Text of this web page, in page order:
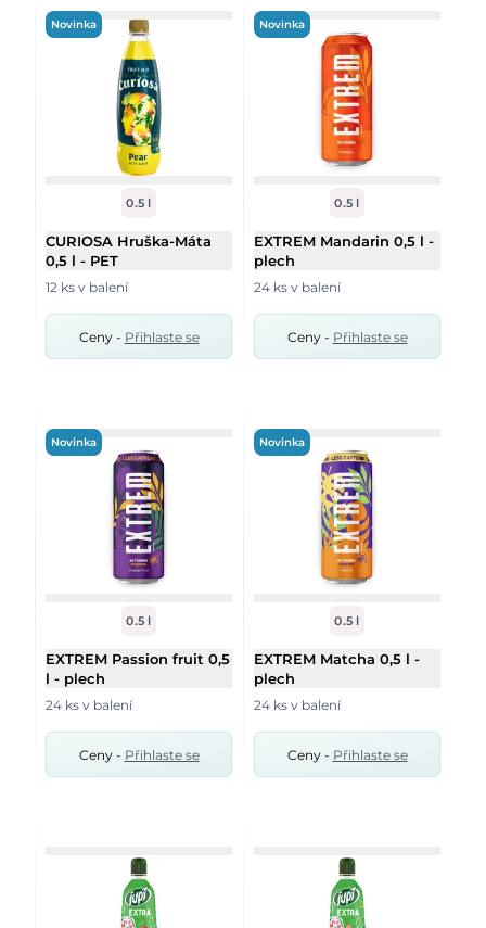
Novinka
0.5 l
CURIOSA Hruška-Máta
0,5 l - PET
12 ks v balení
Ceny - Přihlaste se
Novinka
0.5 l
EXTREM Mandarin 0,5 l -
plech
24 ks v balení
Ceny - Přihlaste se
Novinka
0.5 l
EXTREM Passion fruit 0,5
l - plech
24 ks v balení
Ceny - Přihlaste se
Novinka
0.5 l
EXTREM Matcha 0,5 l -
plech
24 ks v balení
Ceny - Přihlaste se